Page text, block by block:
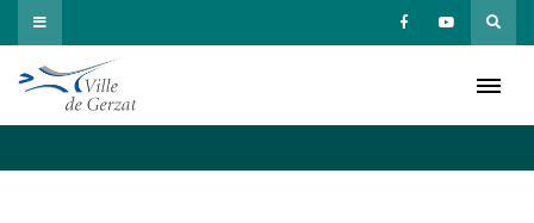
Passer
au
contenu